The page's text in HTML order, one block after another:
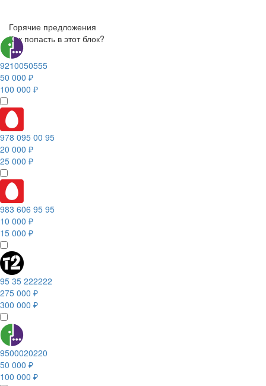
Горячие предложения
Как попасть в этот блок?
9210050555
50 000 ₽
100 000 ₽
978 095 00 95
20 000 ₽
25 000 ₽
983 606 95 95
10 000 ₽
15 000 ₽
95 35 222222
275 000 ₽
300 000 ₽
9500020220
50 000 ₽
100 000 ₽